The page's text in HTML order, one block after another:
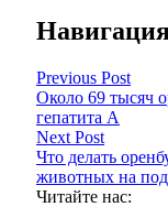
Previous Post
Около 69 тысяч
гепатита А
Next Post
Что делать
животных на
Читайте нас: